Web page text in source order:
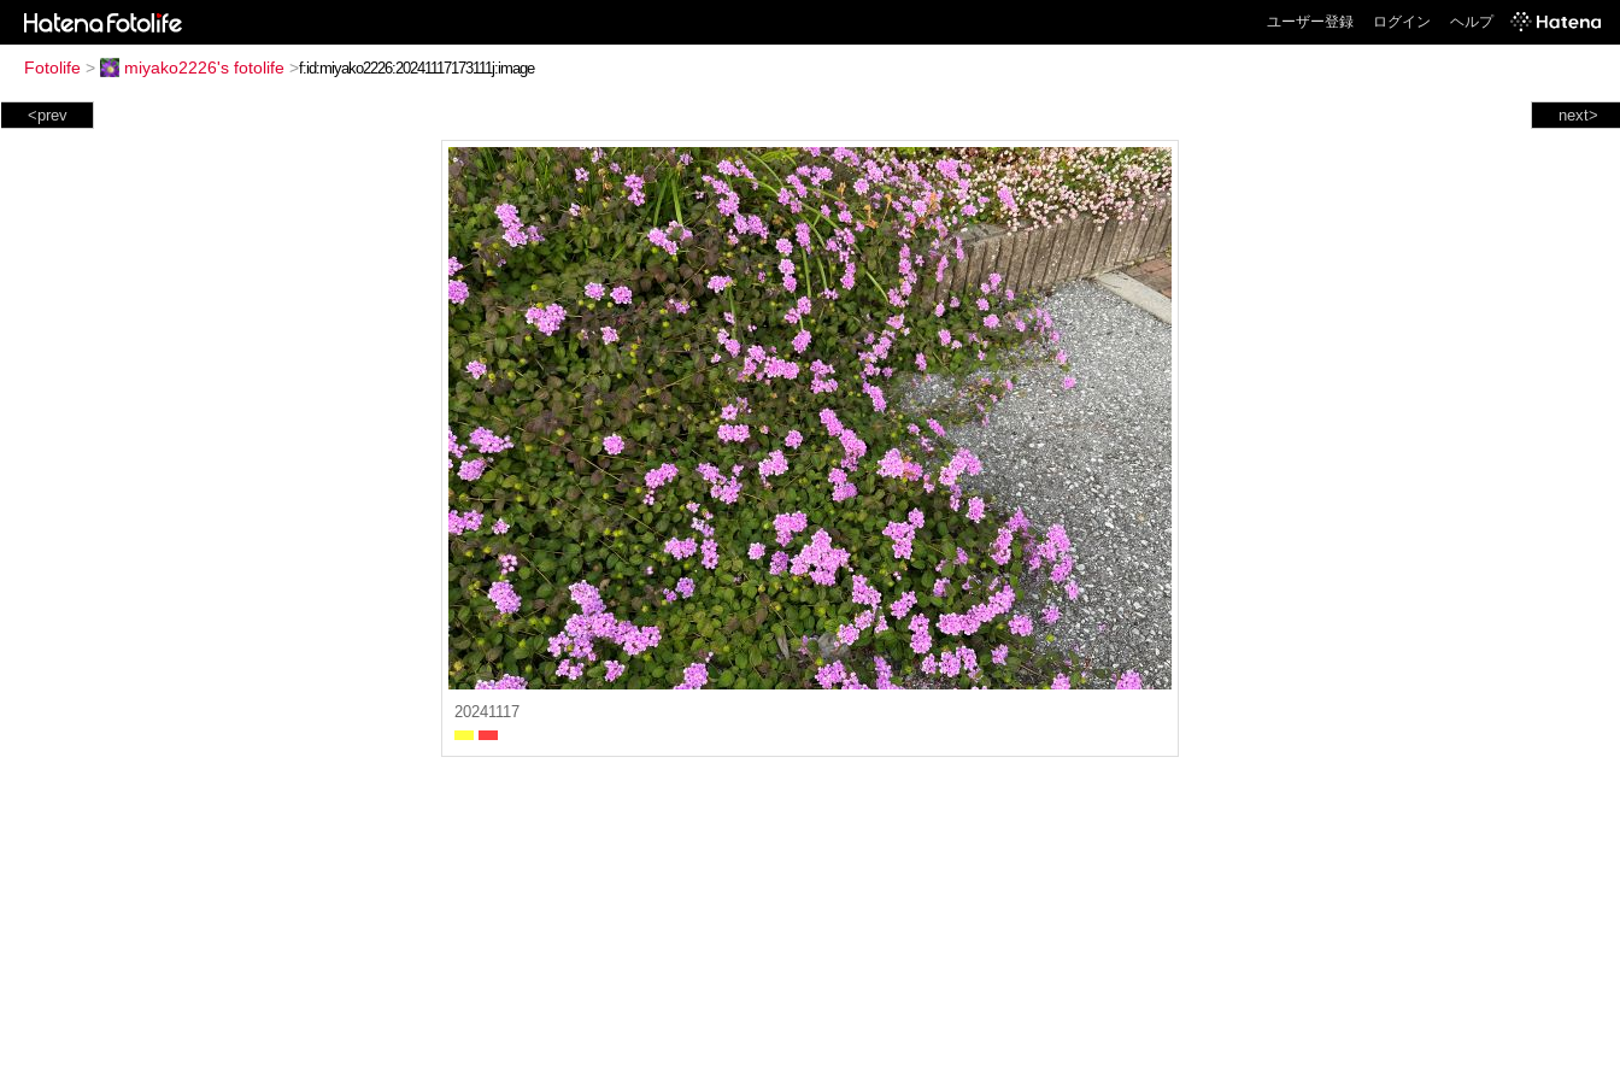
ユーザー登録 ログイン ヘルプ
Fotolife > miyako2226's fotolife >
next>
<prev
20241117